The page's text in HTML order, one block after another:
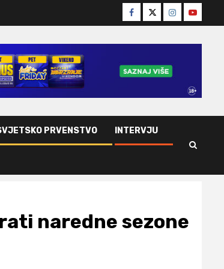
Facebook
TwitterInstagram
Youtube
PRVENSTVO INTERVJU
naredne sezone